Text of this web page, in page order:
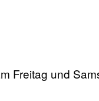
Freitag und